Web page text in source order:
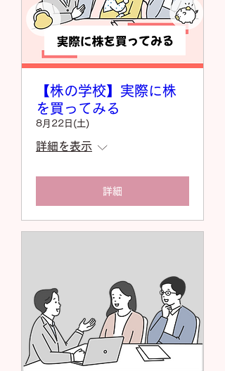
【株の学校】実際に株
を買ってみる
8月22日(土)
詳細を表示
詳細